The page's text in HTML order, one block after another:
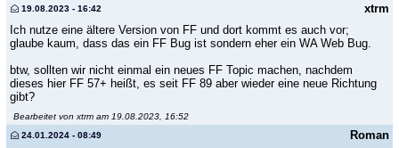
xtrm
19.08.2023 - 16:42
Ich nutze eine ältere Version von FF und dort kommt es auch vor;
glaube kaum, dass das ein FF Bug ist sondern eher ein WA Web Bug.
btw, sollten wir nicht einmal ein neues FF Topic machen, nachdem
dieses hier FF 57+ heißt, es seit FF 89 aber wieder eine neue Richtung
gibt?
Bearbeitet von xtrm am 19.08.2023, 16:52
Roman
24.01.2024 - 08:49